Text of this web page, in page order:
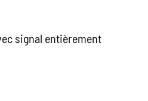
signal entièrement